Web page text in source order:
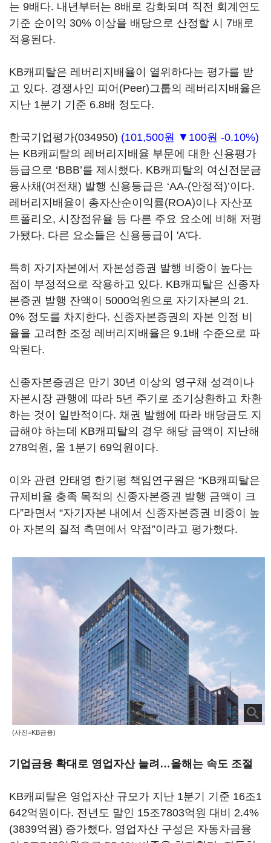
는 9배다. 내년부터는 8배로 강화되며 직전 회계연도
기준 순이익 30% 이상을 배당으로 산정할 시 7배로
적용된다.
KB캐피탈은 레버리지배율이 열위하다는 평가를 받
고 있다. 경쟁사인 피어(Peer)그룹의 레버리지배율은
지난 1분기 기준 6.8배 정도다.
한국기업평가(034950) (101,500원 ▼100원 -0.10%)
는 KB캐피탈의 레버리지배율 부문에 대한 신용평가
등급으로 ‘BBB’를 제시했다. KB캐피탈의 여신전문금
융사채(여전채) 발행 신용등급은 ‘AA-(안정적)’이다.
레버리지배율이 총자산순이익률(ROA)이나 자산포
트폴리오, 시장점유율 등 다른 주요 요소에 비해 저평
가됐다. 다른 요소들은 신용등급이 'A'다.
특히 자기자본에서 자본성증권 발행 비중이 높다는
점이 부정적으로 작용하고 있다. KB캐피탈은 신종자
본증권 발행 잔액이 5000억원으로 자기자본의 21.
0% 정도를 차지한다. 신종자본증권의 자본 인정 비
율을 고려한 조정 레버리지배율은 9.1배 수준으로 파
악된다.
신종자본증권은 만기 30년 이상의 영구채 성격이나
자본시장 관행에 따라 5년 주기로 조기상환하고 차환
하는 것이 일반적이다. 채권 발행에 따라 배당금도 지
급해야 하는데 KB캐피탈의 경우 해당 금액이 지난해
278억원, 올 1분기 69억원이다.
이와 관련 안태영 한기평 책임연구원은 “KB캐피탈은
규제비율 충족 목적의 신종자본증권 발행 금액이 크
다”라면서 “자기자본 내에서 신종자본증권 비중이 높
아 자본의 질적 측면에서 약점”이라고 평가했다.
(사진=KB금융)
기업금융 확대로 영업자산 늘려…올해는 속도 조절
KB캐피탈은 영업자산 규모가 지난 1분기 기준 16조1
642억원이다. 전년도 말인 15조7803억원 대비 2.4%
(3839억원) 증가했다. 영업자산 구성은 자동차금융